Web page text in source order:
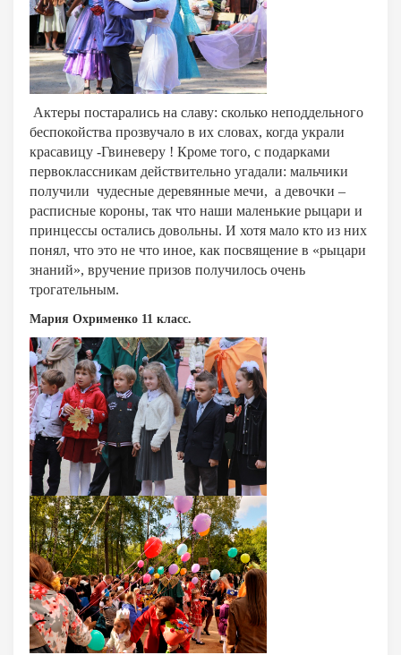
Актеры постарались на славу: сколько неподдельного
беспокойства прозвучало в их словах, когда украли
красавицу -Гвиневеру ! Кроме того, с подарками
первоклассникам действительно угадали: мальчики
получили чудесные деревянные мечи, а девочки –
расписные короны, так что наши маленькие рыцари и
принцессы остались довольны. И хотя мало кто из них
понял, что это не что иное, как посвящение в «рыцари
знаний», вручение призов получилось очень
трогательным.
Мария Охрименко 11 класс.